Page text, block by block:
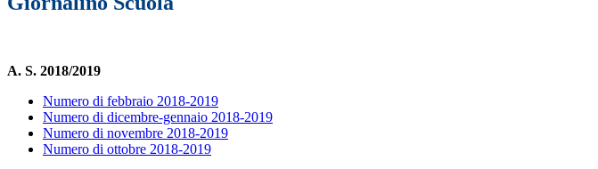
A. S. 2018/2019
Numero di febbraio 2018-2019
Numero di dicembre-gennaio 2018-2019
Numero di novembre 2018-2019
Numero di ottobre 2018-2019